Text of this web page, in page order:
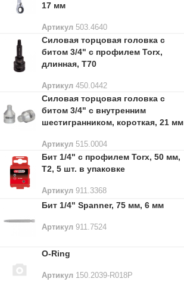
17 мм
Артикул 503.4640
Силовая торцовая головка с
битом 3/4" с профилем Torx,
длинная, T70
Артикул 450.0442
Силовая торцовая головка с
битом 3/4" с внутренним
шестигранником, короткая, 21 мм
Артикул 515.0004
Бит 1/4" с профилем Torx, 50 мм,
Т2, 5 шт. в упаковке
Артикул 911.3368
Бит 1/4" Spanner, 75 мм, 6 мм
Артикул 911.7524
O-Ring
Артикул 150.2039-R018P